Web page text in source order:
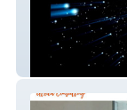
French